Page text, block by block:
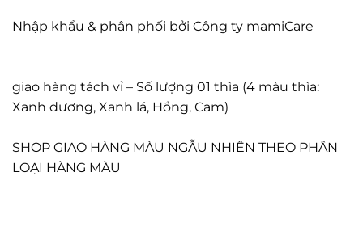
Nhập khẩu & phân phối bởi Công ty mamiCare
giao hàng tách vỉ – Số lượng 01 thìa (4 màu thìa:
Xanh dương, Xanh lá, Hồng, Cam)
SHOP GIAO HÀNG MÀU NGẪU NHIÊN THEO PHÂN
LOẠI HÀNG MÀU